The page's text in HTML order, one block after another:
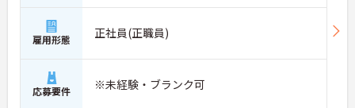
【残業の少なさと柔軟な支援制度によりご自身のペ
ースで長く働き続けられます】
・残業は月平均10時間程度に抑えられておりワーク
ライフバランスを保ちながら勤務できます
・育児短時間勤務が整いライフステージが変化して
も安心な環境です
雇用形態 正社員(正職員)
応募要件 ※未経験・ブランク可